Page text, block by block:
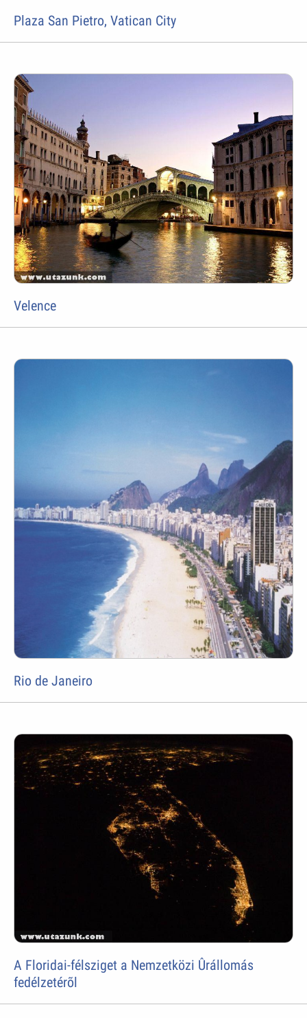
Plaza San Pietro, Vatican City
Velence
Rio de Janeiro
A Floridai-félsziget a Nemzetközi Ûrállomás
fedélzetérõl